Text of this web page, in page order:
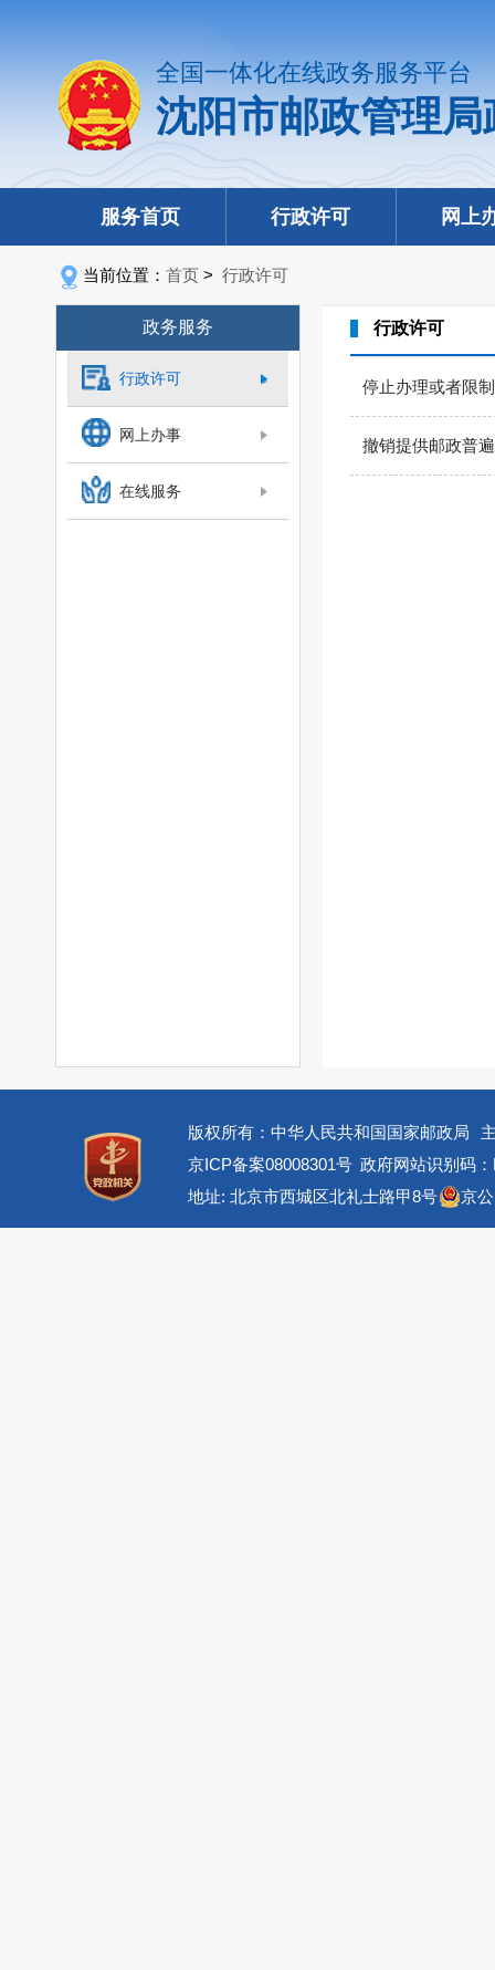
全国一体化在线政务服务平台
沈阳市邮政管理
服务首页 行政许可 网上
当前位置： 首页 > 行政许可
政务服务
行政许可
网上办事
在线服务
行政许可
停止办理或者限
撤销提供邮政普
版权所有：中华人民共和国国家邮政局
京ICP备案08008301号 政府网站识别码
地址: 北京市西城区北礼士路甲8号
京